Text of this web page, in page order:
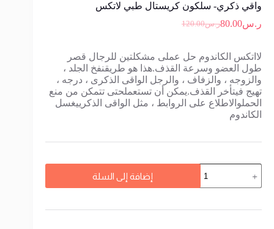
واقي ذكري- سلكون كريستال طبي لاتكس
ر.س120.00السعر
هو:
ر.س120.00.
ر.س80.00السعر
هو:
ر.س80.00.
لااتكس الكاندوم حل عملى مشكلتين للرجال قصر
طول العضو وسرعة القذف.هذا هو طريقنفخ الجلد ،
والزوجه ، والزفاف ، والرجل الواقى الذكرى ، درجه ،
تهيج فيتأخر القذف.يمكن أن تستعملحتى تتمكن من منع
الحملوالاطلاع على الروابط ، مثل الواقى الذكرييغسل
الكاندوم
واقي
ذكري-
كريستال
إضافة إلى السلة